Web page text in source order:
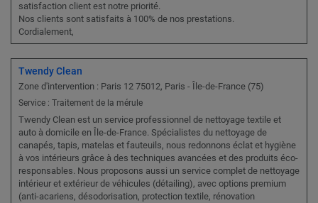
satisfaction client est notre priorité.
Nos clients sont satisfaits à 100% de nos prestations.
Cordialement,
Twendy Clean
Zone d'intervention : Paris 12 75012, Paris - Île-de-France (75)
Service : Traitement de la mérule
Twendy Clean est un service professionnel de nettoyage textile et
auto à domicile en Île-de-France. Spécialistes du nettoyage de
canapés, tapis, matelas et fauteuils, nous redonnons éclat et hygiène
à vos intérieurs grâce à des techniques avancées et des produits éco-
responsables. Nous proposons aussi un service complet de nettoyage
intérieur et extérieur de véhicules (détailing), avec options premium
(anti-acariens, désodorisation, protection textile, rénovation